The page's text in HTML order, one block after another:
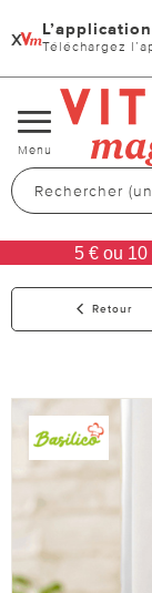
x Téléchargez
Changer
de
navigation
Menu
5 € ou
Retour